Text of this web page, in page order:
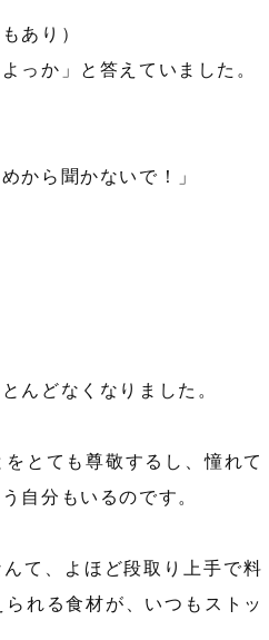
あり）
っか」と答えていました。
から聞かないで！」
んどなくなりました。
とても尊敬するし、憧れて
自分もいるのです。
て、よほど段取り上手で料
れる食材が、いつもストッ